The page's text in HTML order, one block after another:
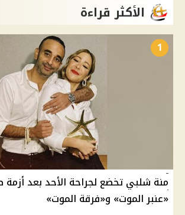
الأكثر قراءة
1
منة شلبي تخضع لجراحة الأحد بعد
«عنبر الموت» و«فرقة الموت»